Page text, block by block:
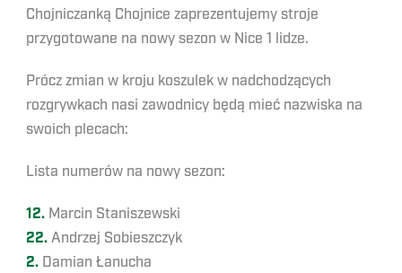
Chojniczanką Chojnice zaprezentujemy stroje
przygotowane na nowy sezon w Nice 1 lidze.
Prócz zmian w kroju koszulek w nadchodzących
rozgrywkach nasi zawodnicy będą mieć nazwiska na
swoich plecach:
Lista numerów na nowy sezon:
12. Marcin Staniszewski
22. Andrzej Sobieszczyk
2. Damian Łanucha